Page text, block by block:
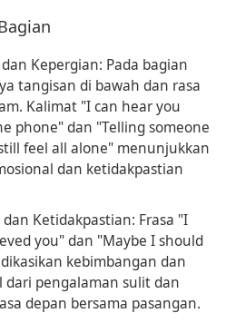
Kepergian: Pada bagian
tangisan di bawah dan rasa
Kalimat "I can hear you
phone" dan "Telling someone
feel all alone" menunjukkan
dan ketidakpastian
Ketidakpastian: Frasa "I
you" dan "Maybe I should
kebimbangan dan
pengalaman sulit dan
depan bersama pasangan.